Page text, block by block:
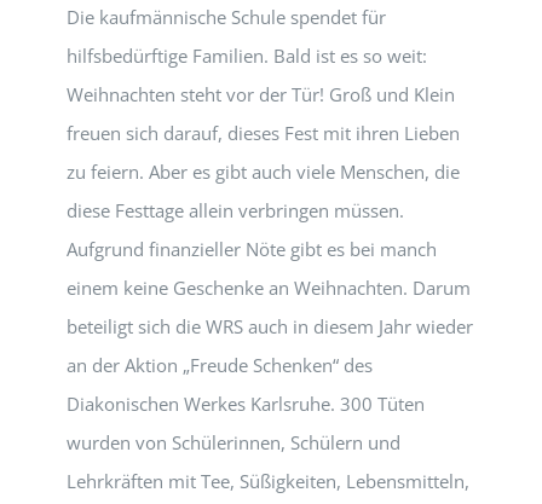
Die kaufmännische Schule spendet für
hilfsbedürftige Familien. Bald ist es so weit:
Weihnachten steht vor der Tür! Groß und Klein
freuen sich darauf, dieses Fest mit ihren Lieben
zu feiern. Aber es gibt auch viele Menschen, die
diese Festtage allein verbringen müssen.
Aufgrund finanzieller Nöte gibt es bei manch
einem keine Geschenke an Weihnachten. Darum
beteiligt sich die WRS auch in diesem Jahr wieder
an der Aktion „Freude Schenken“ des
Diakonischen Werkes Karlsruhe. 300 Tüten
wurden von Schülerinnen, Schülern und
Lehrkräften mit Tee, Süßigkeiten, Lebensmitteln,